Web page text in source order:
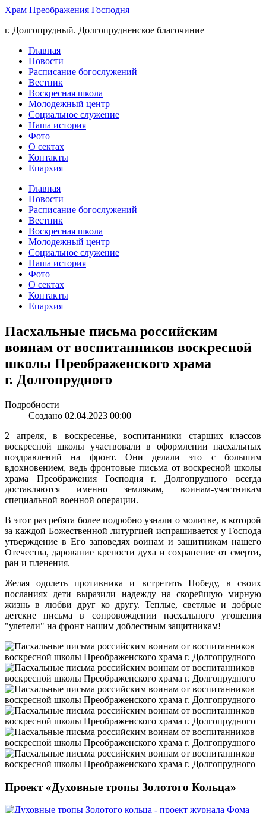
Храм Преображения Господня
г. Долгопрудный. Долгопрудненское благочиние
Главная
Новости
Расписание богослужений
Вестник
Воскресная школа
Молодежный центр
Социальное служение
Наша история
Фото
О сектах
Контакты
Епархия
Главная
Новости
Расписание богослужений
Вестник
Воскресная школа
Молодежный центр
Социальное служение
Наша история
Фото
О сектах
Контакты
Епархия
Пасхальные письма российским
воинам от воспитанников воскресной
школы Преображенского храма
г. Долгопрудного
Подробности
Создано 02.04.2023 00:00
2 апреля, в воскресенье, воспитанники старших классов
воскресной школы участвовали в оформлении пасхальных
поздравлений на фронт. Они делали это с большим
вдохновением, ведь фронтовые письма от воскресной школы
храма Преображения Господня г. Долгопрудного всегда
доставляются именно землякам, воинам-участникам
специальной военной операции.
В этот раз ребята более подробно узнали о молитве, в которой
за каждой Божественной литургией испрашивается у Господа
утверждение в Его заповедях воинам и защитникам нашего
Отечества, дарование крепости духа и сохранение от смерти,
ран и пленения.
Желая одолеть противника и встретить Победу, в своих
посланиях дети выразили надежду на скорейшую мирную
жизнь в любви друг ко другу. Теплые, светлые и добрые
детские письма в сопровождении пасхального угощения
"улетели" на фронт нашим доблестным защитникам!
Проект «Духовные тропы Золотого Кольца»